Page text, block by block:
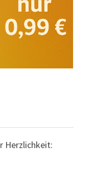
Herzlichkeit: